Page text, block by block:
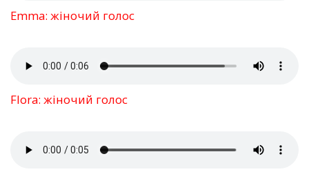
Emma: жіночий голос
Flora: жіночий голос